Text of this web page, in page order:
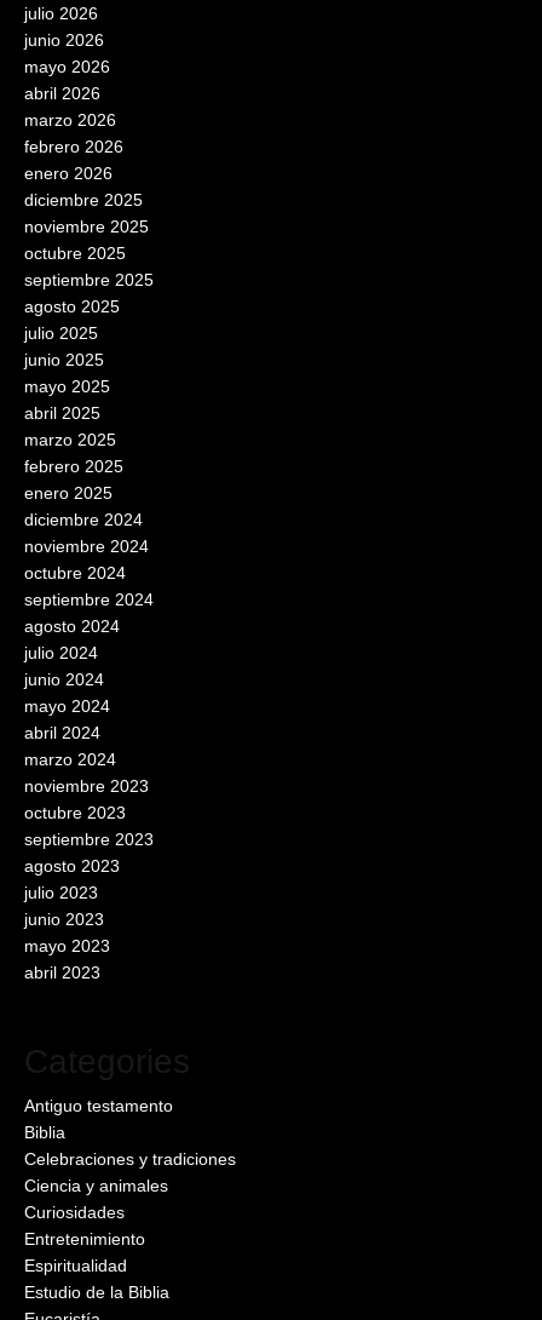
julio 2026
junio 2026
mayo 2026
abril 2026
marzo 2026
febrero 2026
enero 2026
diciembre 2025
noviembre 2025
octubre 2025
septiembre 2025
agosto 2025
julio 2025
junio 2025
mayo 2025
abril 2025
marzo 2025
febrero 2025
enero 2025
diciembre 2024
noviembre 2024
octubre 2024
septiembre 2024
agosto 2024
julio 2024
junio 2024
mayo 2024
abril 2024
marzo 2024
noviembre 2023
octubre 2023
septiembre 2023
agosto 2023
julio 2023
junio 2023
mayo 2023
abril 2023
Categories
Antiguo testamento
Biblia
Celebraciones y tradiciones
Ciencia y animales
Curiosidades
Entretenimiento
Espiritualidad
Estudio de la Biblia